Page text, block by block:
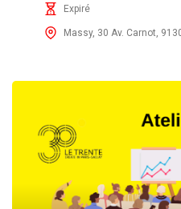
Expiré
Massy, 30 Av. Carnot,